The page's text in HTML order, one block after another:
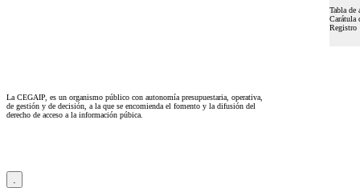
Tabla de
Carátula
Registro
La CEGAIP, es un organismo público con autonomía presupuestaria, operativa,
de gestión y de decisión, a la que se encomienda el fomento y la difusión del
derecho de acceso a la información púbica.